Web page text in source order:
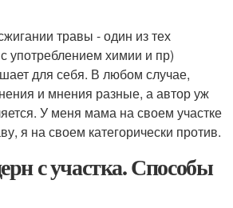
травы - один из тех
употреблением химии и пр)
для себя. В любом случае,
и мнения разные, а автор уж
У меня мама на своем участке
я на своем категорически против.
с участка. Способы